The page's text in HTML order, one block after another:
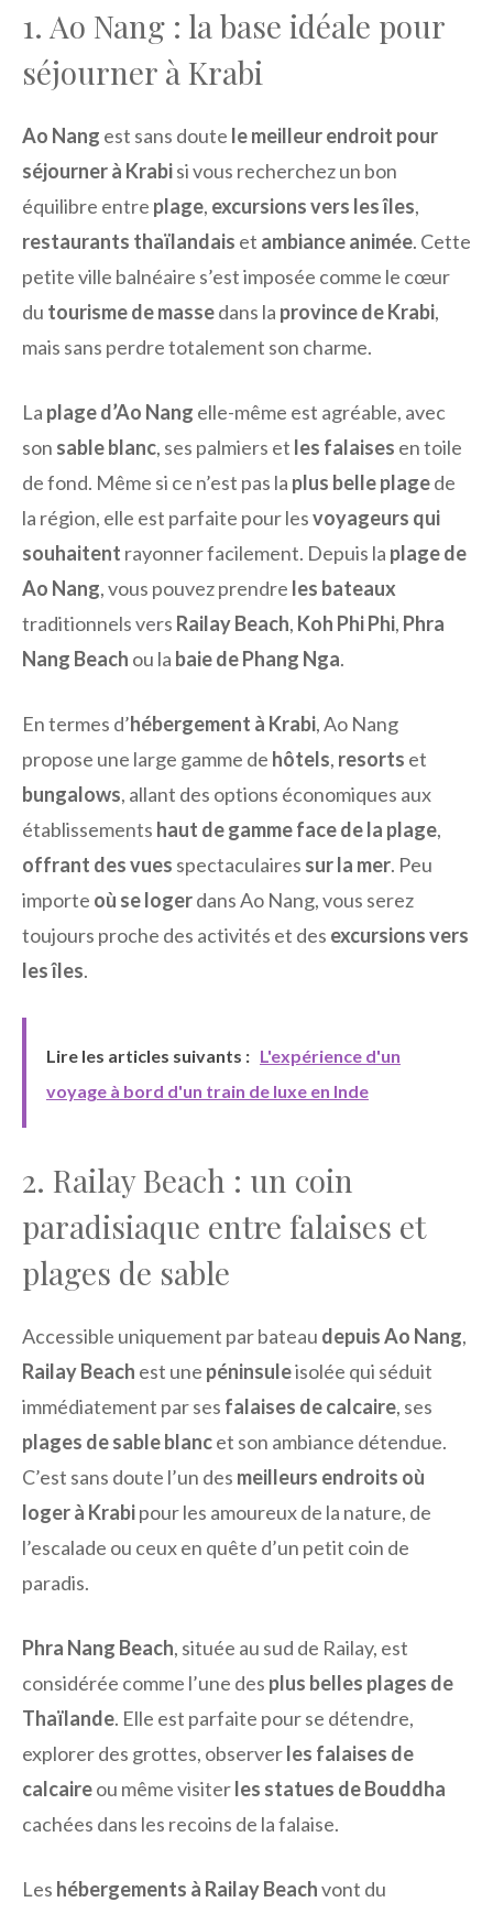
1. Ao Nang : la base idéale pour
séjourner à Krabi
Ao Nang est sans doute le meilleur endroit pour
séjourner à Krabisi vous recherchez un bon
équilibre entre plage, excursions vers les îles,
restaurants thaïlandais et ambiance animée. Cette
petite ville balnéaire s’est imposée comme le cœur
du tourisme de massedans la province de Krabi,
mais sans perdre totalement son charme.
La plage d’Ao Nang elle-même est agréable, avec
son sable blanc, ses palmiers et les falaises en toile
de fond. Même si ce n’est pas la plus belle plagede
la région, elle est parfaite pour lesvoyageurs qui
souhaitent rayonner facilement. Depuis la plage de
Ao Nang, vous pouvez prendre les bateaux
traditionnels vers Railay Beach, Koh Phi Phi, Phra
Nang Beach ou la baie de Phang Nga.
En termes d’hébergement à Krabi, Ao Nang
propose une large gamme de hôtels, resorts et
bungalows, allant des options économiques aux
établissements haut de gammeface de la plage,
offrant des vues spectaculaires sur la mer. Peu
importe où se logerdans Ao Nang, vous serez
toujours proche des activités et des excursions vers
les îles.
Lire les articles suivants : L'expérience d'un
voyage à bord d'un train de luxe en Inde
2. Railay Beach : un coin
paradisiaque entre falaises et
plages de sable
Accessible uniquement par bateau depuis Ao Nang,
Railay Beach est une péninsuleisolée qui séduit
immédiatement par ses falaises de calcaire, ses
plages de sable blancet son ambiance détendue.
C’est sans doute l’un des meilleurs endroits où
loger à Krabipour les amoureux de la nature, de
l’escalade ou ceux en quête d’un petit coin de
paradis.
Phra Nang Beach, située au sud de Railay, est
considérée comme l’une des plus belles plages de
Thaïlande. Elle est parfaite pour se détendre,
explorer des grottes, observerles falaises de
calcaireou même visiterles statues de Bouddha
cachées dans les recoins de la falaise.
Les hébergements à Railay Beachvont du